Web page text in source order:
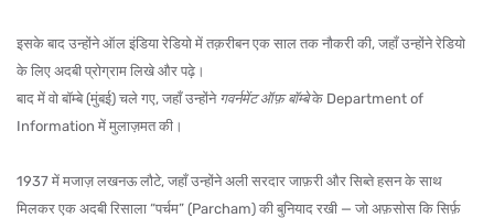
इसके बाद उन्होंनेऑल इंडिया रेडियो में तक़रीबन एक साल तक नौकरी की, जहाँ उन्होंने रेडियो
के लिए अदबी प्रोग्राम लिखे और पढ़े।
बाद में वो बॉम्बे (मुंबई) चले गए, जहाँ उन्होंने गवर्नमेंट ऑफ़ बॉम्बेके Department of
Information में मुलाज़मत की।
1937 में मजाज़लखनऊलौटे, जहाँ उन्होंनेअली सरदार जाफ़री और सिब्ते हसनके साथ
मिलकर एक अदबी रिसाला “पर्चम” (Parcham) की बुनियाद रखी — जो अफ़सोस कि सिर्फ़